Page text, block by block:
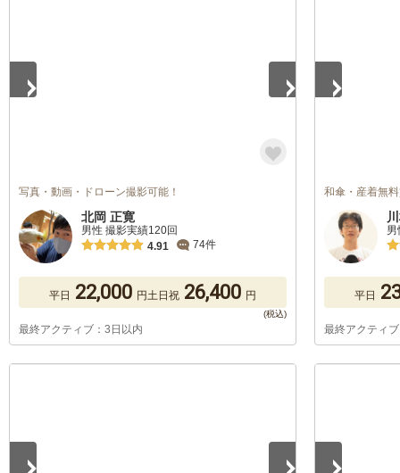
写真・動画・ドローン撮影可能！
北岡 正寛
男性 撮影実績120回
4.91
74件
平日 22,000 円土日祝 26,400 円
最終アクティブ：3日以内
和傘・産着無
平日
最終アクティ